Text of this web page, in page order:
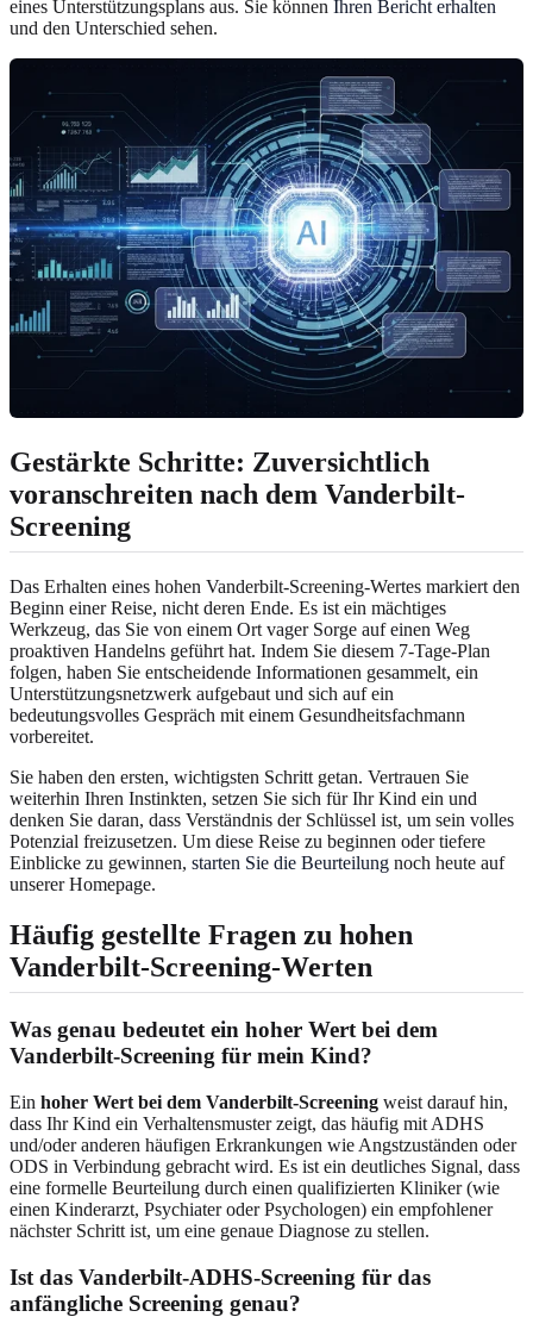
eines Unterstützungsplans aus. Sie können Ihren Bericht erhalten
und den Unterschied sehen.
Gestärkte Schritte: Zuversichtlich
voranschreiten nach dem Vanderbilt-
Screening
Das Erhalten eines hohen Vanderbilt-Screening-Wertes markiert den
Beginn einer Reise, nicht deren Ende. Es ist ein mächtiges
Werkzeug, das Sie von einem Ort vager Sorge auf einen Weg
proaktiven Handelns geführt hat. Indem Sie diesem 7-Tage-Plan
folgen, haben Sie entscheidende Informationen gesammelt, ein
Unterstützungsnetzwerk aufgebaut und sich auf ein
bedeutungsvolles Gespräch mit einem Gesundheitsfachmann
vorbereitet.
Sie haben den ersten, wichtigsten Schritt getan. Vertrauen Sie
weiterhin Ihren Instinkten, setzen Sie sich für Ihr Kind ein und
denken Sie daran, dass Verständnis der Schlüssel ist, um sein volles
Potenzial freizusetzen. Um diese Reise zu beginnen oder tiefere
Einblicke zu gewinnen, starten Sie die Beurteilung noch heute auf
unserer Homepage.
Häufig gestellte Fragen zu hohen
Vanderbilt-Screening-Werten
Was genau bedeutet ein hoher Wert bei dem
Vanderbilt-Screening für mein Kind?
Ein hoher Wert bei dem Vanderbilt-Screening weist darauf hin,
dass Ihr Kind ein Verhaltensmuster zeigt, das häufig mit ADHS
und/oder anderen häufigen Erkrankungen wie Angstzuständen oder
ODS in Verbindung gebracht wird. Es ist ein deutliches Signal, dass
eine formelle Beurteilung durch einen qualifizierten Kliniker (wie
einen Kinderarzt, Psychiater oder Psychologen) ein empfohlener
nächster Schritt ist, um eine genaue Diagnose zu stellen.
Ist das Vanderbilt-ADHS-Screening für das
anfängliche Screening genau?